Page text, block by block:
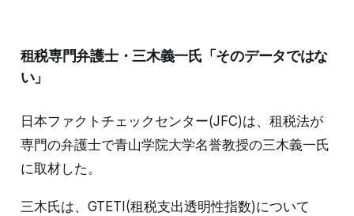
租税専門弁護士・三木義一氏「そのデータではな
い」
日本ファクトチェックセンター(JFC)は、租税法が
専門の弁護士で青山学院大学名誉教授の三木義一氏
に取材した。
三木氏は、GTETI(租税支出透明性指数)について